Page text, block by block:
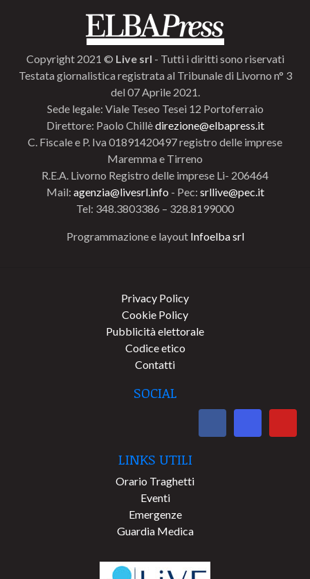
Copyright 2021 © Live srl - Tutti i diritti sono riservati
Testata giornalistica registrata al Tribunale di Livorno n° 3
del 07 Aprile 2021.
Sede legale: Viale Teseo Tesei 12 Portoferraio
Direttore: Paolo Chillèdirezione@elbapress.it
C. Fiscale e P. Iva 01891420497 registro delle imprese
Maremma e Tirreno
R.E.A. Livorno Registro delle imprese Li- 206464
Mail: agenzia@livesrl.info - Pec: srllive@pec.it
Tel: 348.3803386 – 328.8199000
Programmazione e layout Infoelba srl
Privacy Policy
Cookie Policy
Pubblicità elettorale
Codice etico
Contatti
SOCIAL
LINKS UTILI
Orario Traghetti
Eventi
Emergenze
Guardia Medica